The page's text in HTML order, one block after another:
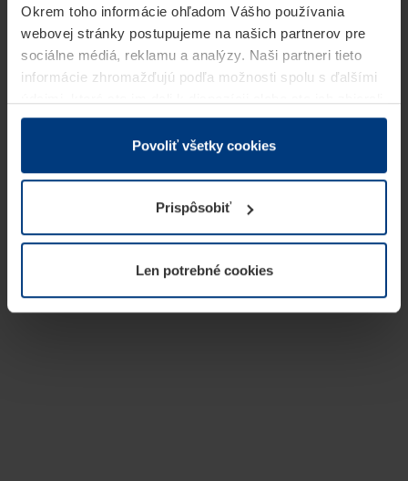
Okrem toho informácie ohľadom Vášho používania
webovej stránky postupujeme na našich partnerov pre
sociálne médiá, reklamu a analýzy. Naši partneri tieto
informácie zhromažďujú podľa možnosti spolu s ďalšími
v rámci Vášho využívania služieb.
Z právneho hľadiska môžeme cookies ukladať na Vašom
prevádzku tejto stránky. Pre všetky ostatné typy cookie
potrebujeme Vaše povolenie. Vaše povolenie môžete
kedykoľvek zmeniť alebo odvolať vo vysvetlení cookie
našej webovej stránky.
Povoliť všetky cookies
Prispôsobiť
Len potrebné cookies